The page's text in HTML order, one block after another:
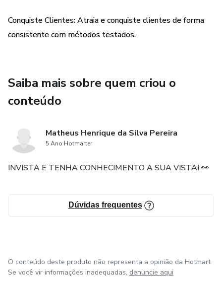
Conquiste Clientes: Atraia e conquiste clientes de forma
consistente com métodos testados.
Saiba mais sobre quem criou o
conteúdo
Matheus Henrique da Silva Pereira
5 Ano Hotmarter
INVISTA E TENHA CONHECIMENTO A SUA VISTA! 👀
Dúvidas frequentes
O conteúdo deste produto não representa a opinião da Hotmart.
Se você vir informações inadequadas, denuncie aqui